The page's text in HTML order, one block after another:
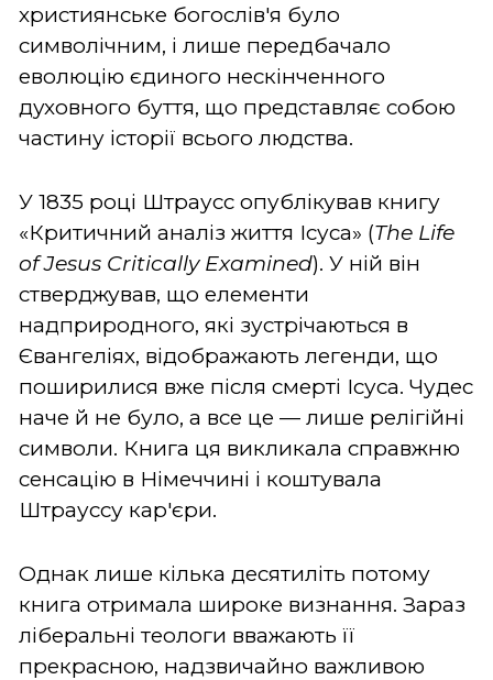
християнське богослів'я було
символічним, і лише передбачало
еволюцію єдиного нескінченного
духовного буття, що представляє собою
частину історії всього людства.
У 1835 році Штраусс опублікував книгу
«Критичний аналіз життя Ісуса» (The Life
of Jesus Critically Examined). У ній він
стверджував, що елементи
надприродного, які зустрічаються в
Євангеліях, відображають легенди, що
поширилися вже після смерті Ісуса. Чудес
наче й не було, а все це — лише релігійні
символи. Книга ця викликала справжню
сенсацію в Німеччині і коштувала
Штрауссу кар'єри.
Однак лише кілька десятиліть потому
книга отримала широке визнання. Зараз
ліберальні теологи вважають її
прекрасною, надзвичайно важливою